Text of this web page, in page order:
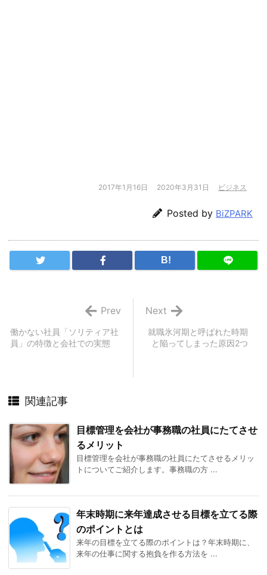
2017年1月16日 2020年3月31日 ビジネス
Posted by BiZPARK
B!
就職氷河期と呼ばれた時期
と陥ってしまった原因2つ
Next
働かない社員「ソリティア社
員」の特徴と会社での実態
Prev
関連記事
目標管理を会社が事務職の社員にたてさせ
るメリット
目標管理を会社が事務職の社員にたてさせるメリッ
トについてご紹介します。事務職の方 ...
年末時期に来年達成させる目標を立てる際
のポイントとは
来年の目標を立てる際のポイントは？年末時期に、
来年の仕事に関する抱負を作る方法を ...